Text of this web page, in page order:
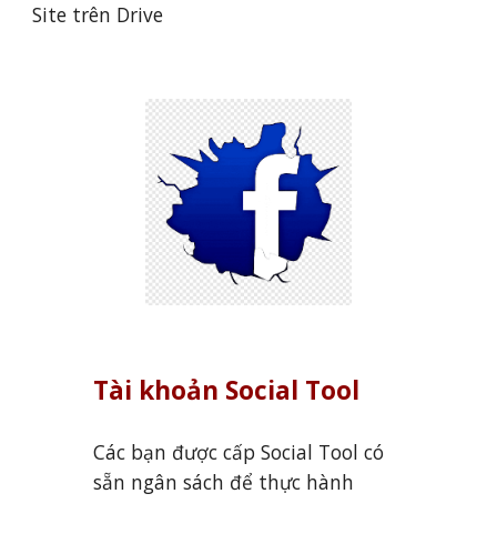
Site trên Drive
Tài khoản Social Tool
Các bạn được cấp Social Tool có
sẵn ngân sách để thực hành